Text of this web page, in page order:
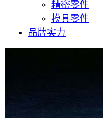
精密零件
模具零件
品牌实力